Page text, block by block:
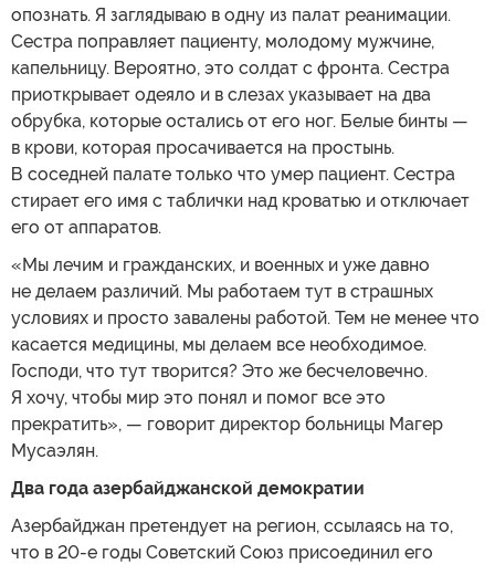
опознать. Я заглядываю в одну из палат реанимации.
Сестра поправляет пациенту, молодому мужчине,
капельницу. Вероятно, это солдат с фронта. Сестра
приоткрывает одеяло и в слезах указывает на два
обрубка, которые остались от его ног. Белые бинты —
в крови, которая просачивается на простынь.
В соседней палате только что умер пациент. Сестра
стирает его имя с таблички над кроватью и отключает
его от аппаратов.
«Мы лечим и гражданских, и военных и уже давно
не делаем различий. Мы работаем тут в страшных
условиях и просто завалены работой. Тем не менее что
касается медицины, мы делаем все необходимое.
Господи, что тут творится? Это же бесчеловечно.
Я хочу, чтобы мир это понял и помог все это
прекратить», — говорит директор больницы Магер
Мусаэлян.
Два года азербайджанской демократии
Азербайджан претендует на регион, ссылаясь на то,
что в 20-е годы Советский Союз присоединил его